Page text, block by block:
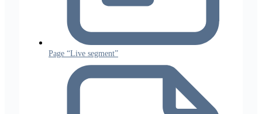
Page “Live segment”